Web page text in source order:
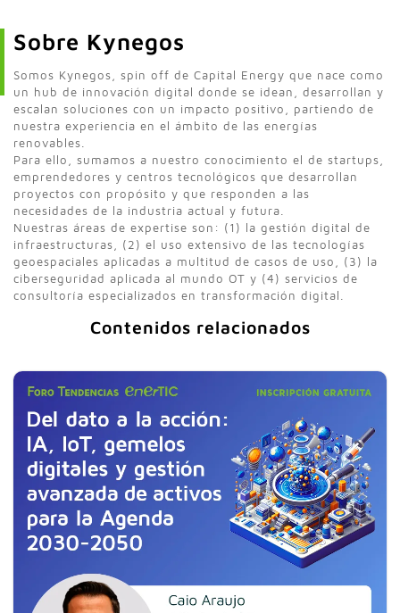
Sobre Kynegos
Somos Kynegos, spin off de Capital Energy que nace como
un hub de innovación digital donde se idean, desarrollan y
escalan soluciones con un impacto positivo, partiendo de
nuestra experiencia en el ámbito de las energías
renovables.
Para ello, sumamos a nuestro conocimiento el de startups,
emprendedores y centros tecnológicos que desarrollan
proyectos con propósito y que responden a las
necesidades de la industria actual y futura.
Nuestras áreas de expertise son: (1) la gestión digital de
infraestructuras, (2) el uso extensivo de las tecnologías
geoespaciales aplicadas a multitud de casos de uso, (3) la
ciberseguridad aplicada al mundo OT y (4) servicios de
consultoría especializados en transformación digital.
Contenidos relacionados